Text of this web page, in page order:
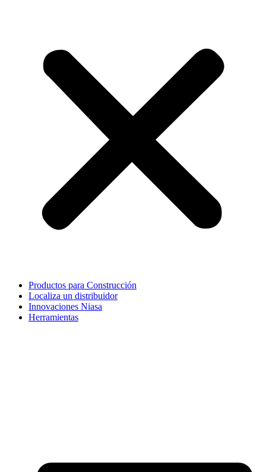
Productos para Construcción
Localiza un distribuidor
Innovaciones Niasa
Herramientas